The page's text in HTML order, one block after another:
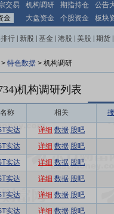
交易 机构调研 期指持仓
公告
金 大盘资金 个股资金 板块
排行 新股 基金 港股 美股 期货
> 特色数据 > 机构调研
机构调研列表
名称 相关
实达 详细 数据 股吧
实达 详细 数据 股吧
实达 详细 数据 股吧
实达 详细 数据 股吧
实达 详细 数据 股吧
实达 详细 数据 股吧